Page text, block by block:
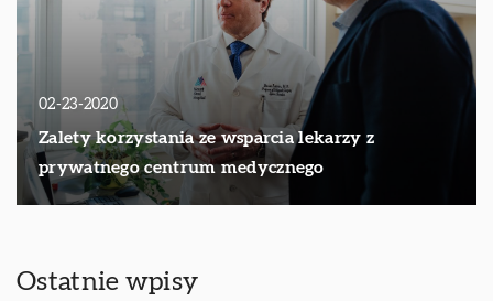
02-23-2020
Zalety korzystania ze wsparcia lekarzy z
prywatnego centrum medycznego
Ostatnie wpisy